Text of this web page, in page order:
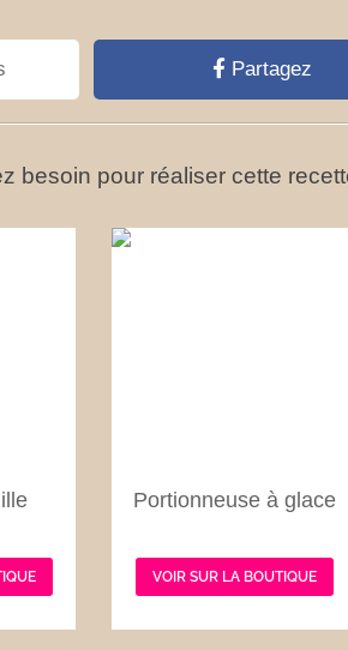
Partagez
besoin pour réaliser cette
Portionneuse à glace
VOIR SUR LA BOUTIQUE